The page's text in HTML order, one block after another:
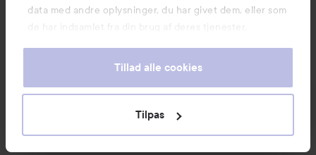
data med andre oplysninger, du har givet dem, eller som
de har indsamlet fra din brug af deres tjenester.
Tillad alle cookies
Tilpas
Scandinavian Soap
500 ml
47 kr.
Anthelios Oil Control
Fluide SPF50+
199 kr.